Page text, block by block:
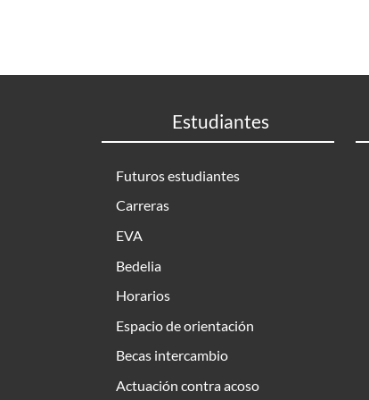
Estudiantes
Futuros estudiantes
Carreras
EVA
Bedelia
Horarios
Espacio de orientación
Becas intercambio
Actuación contra acoso